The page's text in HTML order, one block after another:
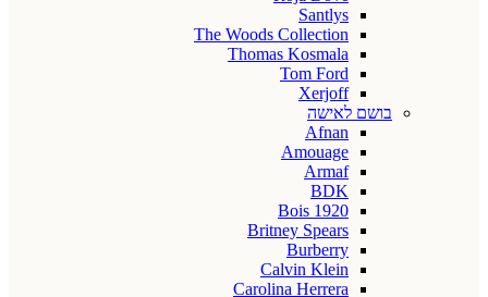
Santlys
The Woods Collection
Thomas Kosmala
Tom Ford
Xerjoff
בושם לאישה
Afnan
Amouage
Armaf
BDK
Bois 1920
Britney Spears
Burberry
Calvin Klein
Carolina Herrera